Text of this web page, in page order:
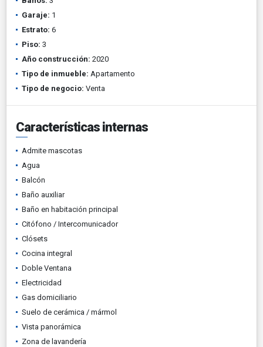
Garaje: 1
Estrato: 6
Piso: 3
Año construcción: 2020
Tipo de inmueble: Apartamento
Tipo de negocio: Venta
Características internas
Admite mascotas
Agua
Balcón
Baño auxiliar
Baño en habitación principal
Citófono / Intercomunicador
Clósets
Cocina integral
Doble Ventana
Electricidad
Gas domiciliario
Suelo de cerámica / mármol
Vista panorámica
Zona de lavandería